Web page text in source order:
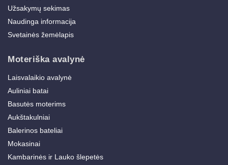
Užsakymų sekimas
Naudinga informacija
Svetainės žemėlapis
Moteriška avalynė
Laisvalaikio avalynė
Auliniai batai
Basutės moterims
Aukštakulniai
Balerinos bateliai
Mokasinai
Kambarinės ir Lauko šlepetės